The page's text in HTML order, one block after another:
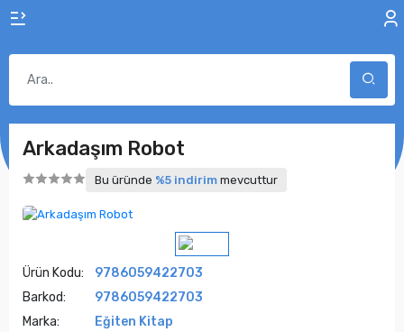
Arkadaşım Robot
Bu üründe %5 indirim mevcuttur
Ürün Kodu:
9786059422703
Barkod:
9786059422703
Marka:
Eğiten Kitap